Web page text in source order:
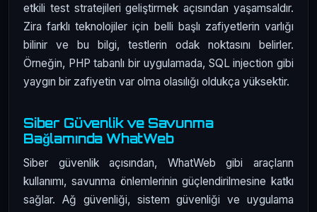
etkili test stratejileri geliştirmek açısından yaşamsaldır.
Zira farklı teknolojiler için belli başlı zafiyetlerin varlığı
bilinir ve bu bilgi, testlerin odak noktasını belirler.
Örneğin, PHP tabanlı bir uygulamada, SQL injection gibi
yaygın bir zafiyetin var olma olasılığı oldukça yüksektir.
Siber Güvenlik ve Savunma
Bağlamında WhatWeb
Siber güvenlik açısından, WhatWeb gibi araçların
kullanımı, savunma önlemlerinin güçlendirilmesine katkı
sağlar. Ağ güvenliği, sistem güvenliği ve uygulama